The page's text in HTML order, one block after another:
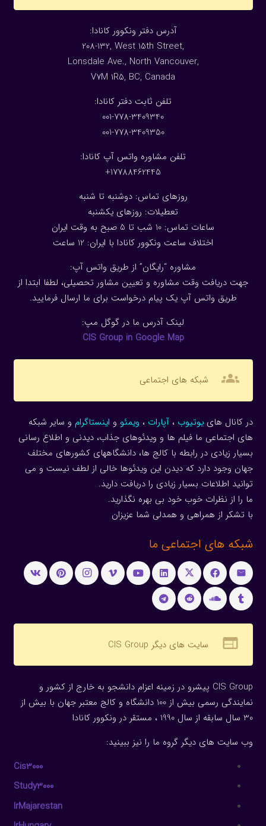
:آدرس دفتر ونکوور کانادا
208-132, West 15th Street,
Lonsdale Ave., North Vancouver,
V7M 1R5, BC, Canada
:تلفن ثابت دفتر کانادا
001-778-3409340
001-778-3409350
تلفن مشاوره واتس آپ کانادا:
17788462445+
روزهای تماس: دوشنبه تا شنبه
تعطیلات: روزهای یکشنبه
ساعات تماس: 10 شب تا 5 صبح به وقت ایران
اختلاف ساعت ونکوور کانادا با ایران: 1 2 ساعت
مشاوره “رایگان” از طریق واتس آپ:
جهت دریافت وقت مشاوره و تعیین مشاور تحصیلی، لطفا ابتدا از
طریق واتس آپ یک پیام درخواست برای ما ارسال فرمایید.
لینک آدرس ما در گوگل مپ:
CIS Group in Google Map
groups شبکه های اجتماعی
در کانال هاییوتیوب ، آپارات ، ویمئو و اینستاگرام و سایر شبکه
های اجتماعی ما فیلم ها و ویدئوهای جذاب، دیدنی و اطلاع رسانی
بسیار زیادی در رابطه با کالج ها، دانشگاههای کشورهای مختلف
جهان وجود دارد که دیدن این ویدئوها خالی از لطف نیست و می
توانید اطلاعات بسیار زیادی را دریافت دارید.
ما را از نظرات خوب خود بی بهره نگذارید.
با تشکر از همراهی و همدلی شما عزیزان
شبکه های اجتماعی ما
web سایت های دیگر CIS Group
CIS Group پیشرو در زمینه اعزام دانشجو به خارج از کشور و
نمایندگی رسمی بیش از 100 دانشگاه و کالج معتبر جهان با بیش از
30 سال سابقه از سال 1990 ، مستقر در ونکوور کانادا
وب سایت های دیگر گروه ما را نیز ببینید:
Cis3000
Study3000
IrMajarestan